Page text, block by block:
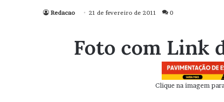
Redacao 21 de fevereiro de 2011 0
Foto com Link
Clique na imagem